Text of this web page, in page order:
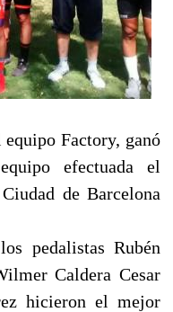
Factory, ganó
efectuada el
de Barcelona
pedalistas Rubén
Caldera Cesar
hicieron el mejor